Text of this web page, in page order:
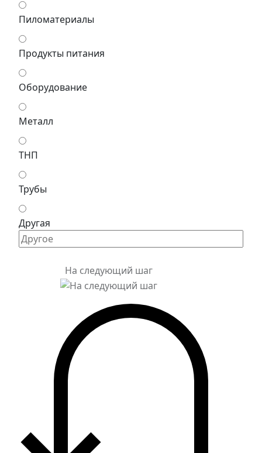
Пиломатериалы
Продукты питания
Оборудование
Металл
ТНП
Трубы
Другая
На следующий шаг